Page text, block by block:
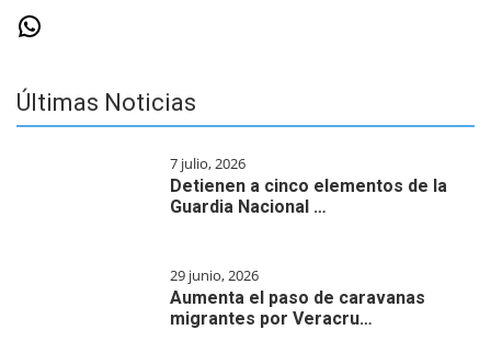
WhatsApp
Últimas Noticias
7 julio, 2026
Detienen a cinco elementos de la
Guardia Nacional …
29 junio, 2026
Aumenta el paso de caravanas
migrantes por Veracru…